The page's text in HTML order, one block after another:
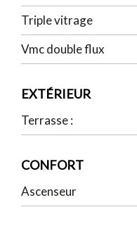
Triple vitrage
Vmc double flux
EXTÉRIEUR
Terrasse :
CONFORT
Ascenseur